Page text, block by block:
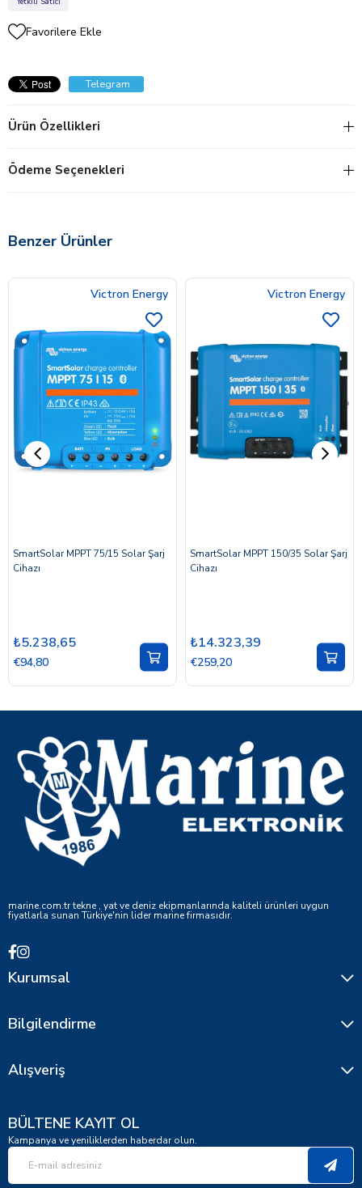
Favorilere Ekle
Telegram
Ürün Özellikleri
Ödeme Seçenekleri
Benzer Ürünler
Victron Energy
SmartSolar MPPT 75/15 Solar Şarj
Cihazı
₺5.238,65
€94,80
Victron Energy
SmartSolar MPPT 150/35 Solar Şarj
Cihazı
₺14.323,39
€259,20
marine.com.tr tekne , yat ve deniz ekipmanlarında kaliteli ürünleri uygun
fiyatlarla sunan Türkiye'nin lider marine firmasıdır.
Kurumsal
Bilgilendirme
Alışveriş
BÜLTENE KAYIT OL
Kampanya ve yeniliklerden haberdar olun.